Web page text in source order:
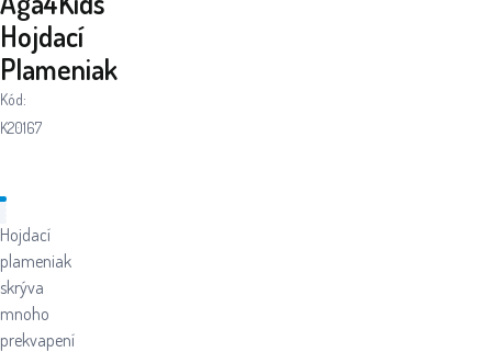
Hojdací
Plameniak
Kód:
K20167
Hojdací
plameniak
skrýva
mnoho
prekvapení